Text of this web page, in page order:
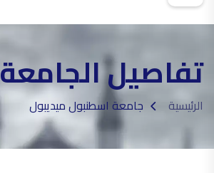
تفاصيل الجامعة
الرئيسية جامعة اسطنبول ميديبول